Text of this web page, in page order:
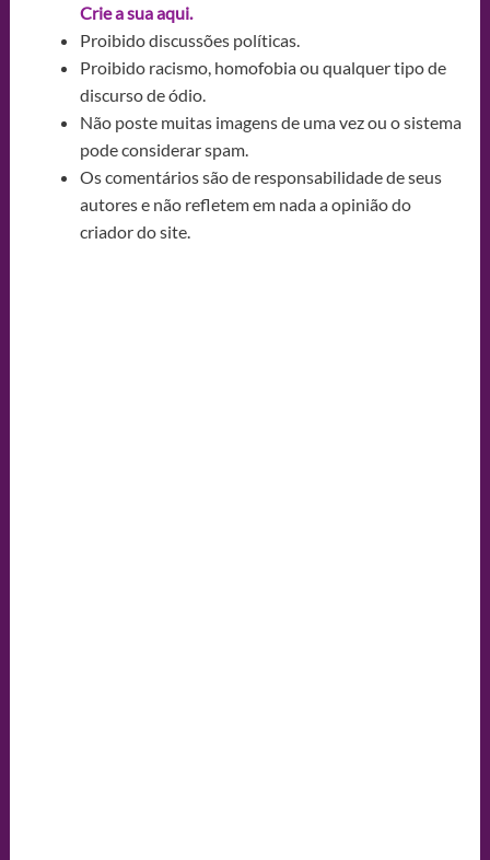
Crie a sua aqui.
Proibido discussões políticas.
Proibido racismo, homofobia ou qualquer tipo de
discurso de ódio.
Não poste muitas imagens de uma vez ou o sistema
pode considerar spam.
Os comentários são de responsabilidade de seus
autores e não refletem em nada a opinião do
criador do site.